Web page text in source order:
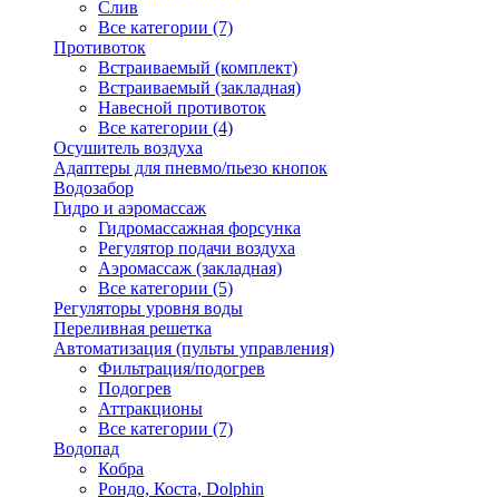
Слив
Все категории (7)
Противоток
Встраиваемый (комплект)
Встраиваемый (закладная)
Навесной противоток
Все категории (4)
Осушитель воздуха
Адаптеры для пневмо/пьезо кнопок
Водозабор
Гидро и аэромассаж
Гидромассажная форсунка
Регулятор подачи воздуха
Аэромассаж (закладная)
Все категории (5)
Регуляторы уровня воды
Переливная решетка
Автоматизация (пульты управления)
Фильтрация/подогрев
Подогрев
Аттракционы
Все категории (7)
Водопад
Кобра
Рондо, Коста, Dolphin